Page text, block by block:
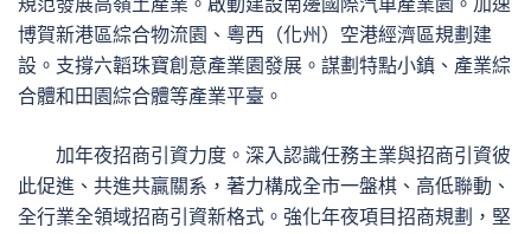
博賀新港區綜合物流園、粵西（化州）空港經濟區規劃建
設。支撐六韜珠寶創意產業園發展。謀劃特點小鎮、產業綜
合體和田園綜合體等產業平臺。
加年夜招商引資力度。深入認識任務主業與招商引資彼
此促進、共進共贏關系，著力構成全市一盤棋、高低聯動、
全行業全領域招商引資新格式。強化年夜項目招商規劃，堅